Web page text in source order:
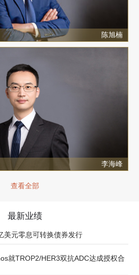
陈旭楠
李海峰
查看全部
最新业绩
美元零息可转换债券发行
就TROP2/HER3双抗ADC达成授权合